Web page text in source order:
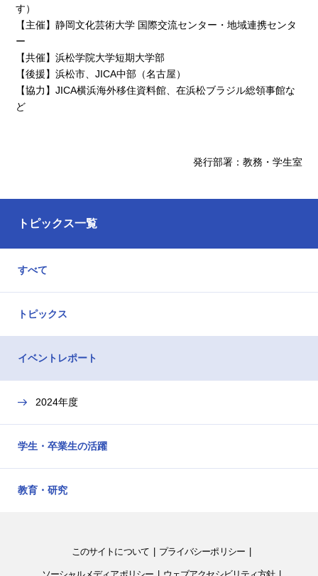
す）
【主催】静岡文化芸術大学 国際交流センター・地域連携センタ
ー
【共催】浜松学院大学短期大学部
【後援】浜松市、JICA中部（名古屋）
【協力】JICA横浜海外移住資料館、在浜松ブラジル総領事館な
ど
発行部署：教務・学生室
トピックス一覧
すべて
トピックス
イベントレポート
2024年度
学生・卒業生の活躍
教育・研究
このサイトについて プライバシーポリシー